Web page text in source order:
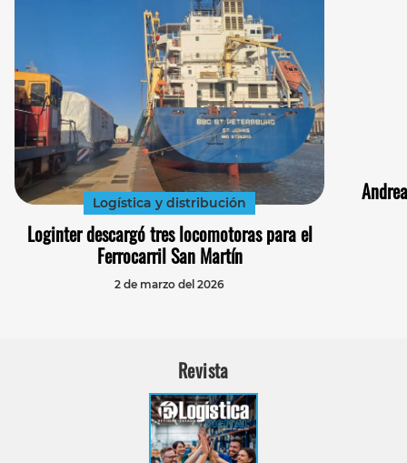
Logística y distribución
Loginter descargó tres locomotoras para el
Ferrocarril San Martín
2 de marzo del 2026
Revista